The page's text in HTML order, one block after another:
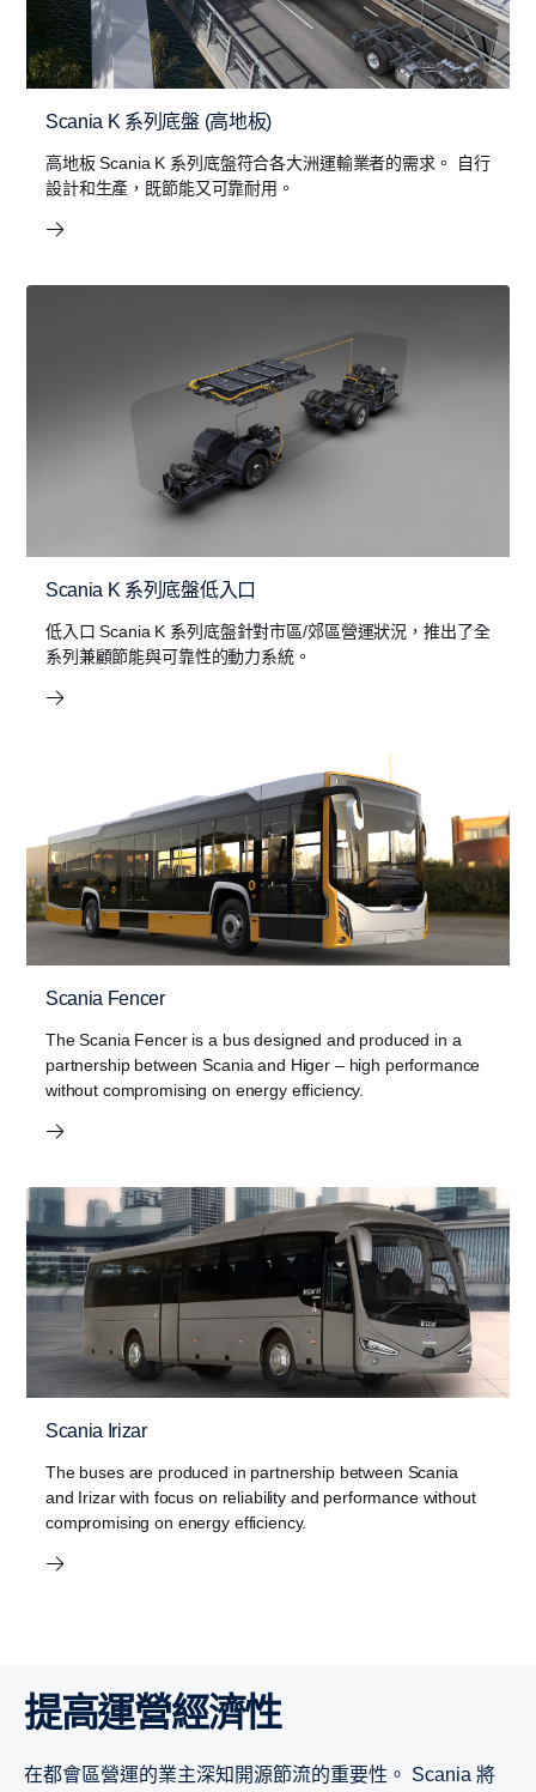
Scania K 系列底盤 (高地板)
高地板 Scania K 系列底盤符合各大洲運輸業者的需求。 自行
設計和生產，既節能又可靠耐用。
Scania K 系列底盤低入口
低入口 Scania K 系列底盤針對市區/郊區營運狀況，推出了全
系列兼顧節能與可靠性的動力系統。
Scania Fencer
The Scania Fencer is a bus designed and produced in a
partnership between Scania and Higer – high performance
without compromising on energy efficiency.
Scania Irizar
The buses are produced in partnership between Scania
and Irizar with focus on reliability and performance without
compromising on energy efficiency.
The low floor Scania C-chassis offer a wide range of energy
efficient and reliable powertrains optimised for inner-city
Scania K 系列底盤低入口
低入口 Scania K 系列底盤針對市區/郊區營運狀況，推出了全
Scania K 系列底盤 (高地板)
高地板 Scania K 系列底盤符合各大洲運輸業者的需求。 自行
The Scania Fencer is a bus designed and produced in a
partnership between Scania and Higer – high performance
The buses are produced in partnership between Scania and
Irizar with focus on reliability and performance without
提高運營經濟性
在都會區營運的業主深知開源節流的重要性。 Scania 將